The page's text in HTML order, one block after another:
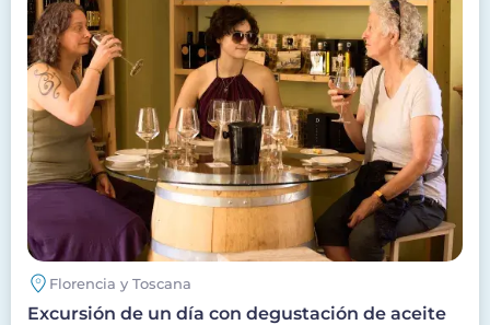
Florencia y Toscana
Excursión de un día con degustación de aceite